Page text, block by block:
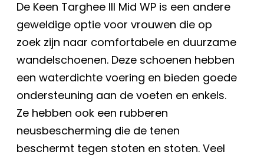
De Keen Targhee III Mid WP is een andere
geweldige optie voor vrouwen die op
zoek zijn naar comfortabele en duurzame
wandelschoenen. Deze schoenen hebben
een waterdichte voering en bieden goede
ondersteuning aan de voeten en enkels.
Ze hebben ook een rubberen
neusbescherming die de tenen
beschermt tegen stoten en stoten. Veel